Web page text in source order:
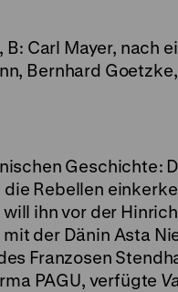
B: Carl Mayer, nach
Bernhard Goetzke,
Geschichte:
Rebellen
ihn vor der
der Dänin Asta
Franzosen
PAGU, verfügte